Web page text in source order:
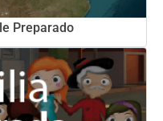
Preparado